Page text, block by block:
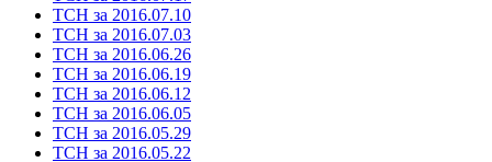
ТСН за 2016.07.10
ТСН за 2016.07.03
ТСН за 2016.06.26
ТСН за 2016.06.19
ТСН за 2016.06.12
ТСН за 2016.06.05
ТСН за 2016.05.29
ТСН за 2016.05.22